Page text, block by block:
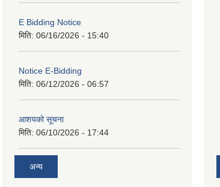
E Bidding Notice
मिति: 06/16/2026 - 15:40
Notice E-Bidding
मिति: 06/12/2026 - 06:57
आशयको सूचना
मिति: 06/10/2026 - 17:44
अन्य